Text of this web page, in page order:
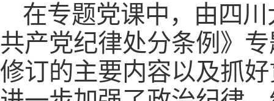
在专题党课中，由四
共产党纪律处分条例》
修订的主要内容以及抓